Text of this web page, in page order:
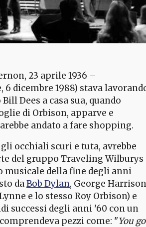
23 aprile 1936 –
6 dicembre 1988) stava
Dees a casa sua, quando
di Orbison, apparve e
andato a fare shopping.
occhiali scuri e tuta, avrebbe
del gruppo Traveling Wilburys
musicale della fine degli anni
daBob Dylan, George
e lo stesso Roy Orbison) e
successi degli anni '60 con un
pezzi come: "You